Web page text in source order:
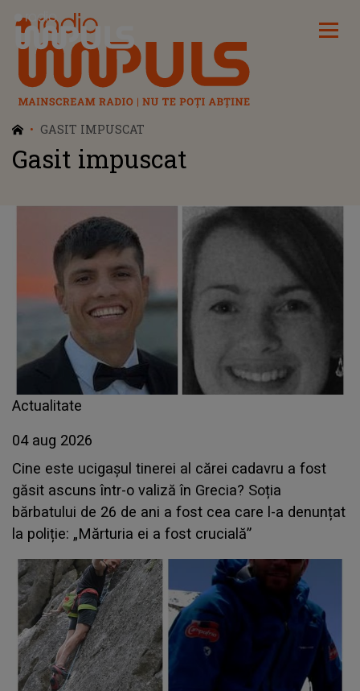
Radio Impuls
GASIT IMPUSCAT
Gasit impuscat
Actualitate
04 aug 2026
Cine este ucigașul tinerei al cărei cadavru a fost
găsit ascuns într-o valiză în Grecia? Soția
bărbatului de 26 de ani a fost cea care l-a denunțat
la poliție: „Mărturia ei a fost crucială”